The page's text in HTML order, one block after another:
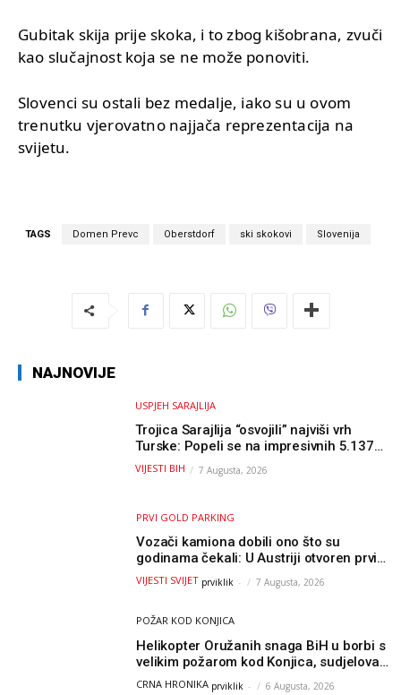
Gubitak skija prije skoka, i to zbog kišobrana, zvuči
kao slučajnost koja se ne može ponoviti.
Slovenci su ostali bez medalje, iako su u ovom
trenutku vjerovatno najjača reprezentacija na
svijetu.
TAGS Domen Prevc Oberstdorf ski skokovi Slovenija
NAJNOVIJE
USPJEH SARAJLIJA
Trojica Sarajlija “osvojili” najviši vrh
Turske: Popeli se na impresivnih 5.137
metara
VIJESTI BIH 7 Augusta, 2026
PRVI GOLD PARKING
Vozači kamiona dobili ono što su
godinama čekali: U Austriji otvoren prvi
GOLD sigurni parking
VIJESTI SVIJET prviklik - 7 Augusta, 2026
POŽAR KOD KONJICA
Helikopter Oružanih snaga BiH u borbi s
velikim požarom kod Konjica, sudjelovao
i Air Tractor
CRNA HRONIKA prviklik - 6 Augusta, 2026